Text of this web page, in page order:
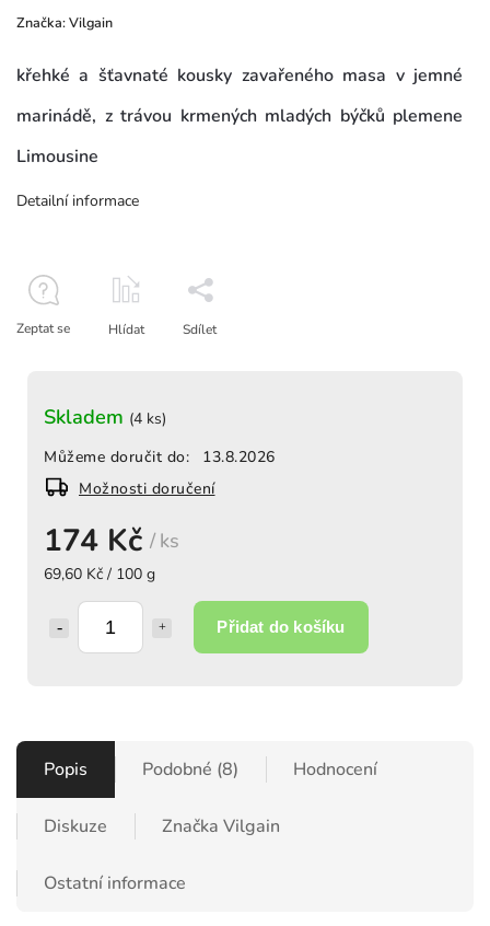
Značka:Vilgain
174 Kč / ks
69,60 Kč / 100 g
Přidat do košíku
Skladem (4 ks)
Můžeme doručit do:
13.8.2026
Možnosti doručení
⁠křehké a šťavnaté kousky zavařeného masa v jemné
marinádě, z trávou krmených mladých býčků plemene
Limousine
Detailní informace
Zeptat se Hlídat Sdílet
Popis Podobné (8) Hodnocení
Diskuze Značka Vilgain
Ostatní informace